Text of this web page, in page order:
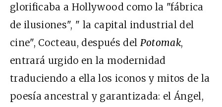
glorificaba a Hollywood como la "fábrica
de ilusiones", " la capital industrial del
cine", Cocteau, después del Potomak,
entrará urgido en la modernidad
traduciendo a ella los iconos y mitos de la
poesía ancestral y garantizada: el Ángel,